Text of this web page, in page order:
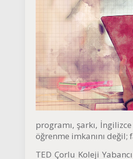
programı, şarkı,
öğrenme imkanını
TED Çorlu Koleji